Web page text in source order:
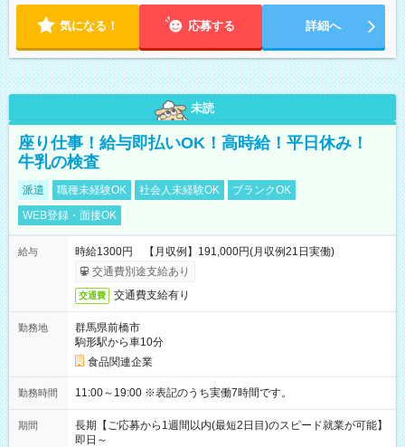
気になる！ 応募する 詳細へ
未読
座り仕事！給与即払いOK！高時給！平日休み！
牛乳の検査
派遣 職種未経験OK 社会人未経験OK
ブランクOK
WEB登録・面接OK
給与
時給1300円 【月収例】191,000円(月収例21日実働)
交通費別途支給あり
交通費 交通費支給有り
勤務地
群馬県前橋市
駒形駅から車10分
食品関連企業
勤務時間 11:00～19:00 ※表記のうち実働7時間です。
期間
長期【ご応募から1週間以内(最短2日目)のスピード就業が可能】
即日～